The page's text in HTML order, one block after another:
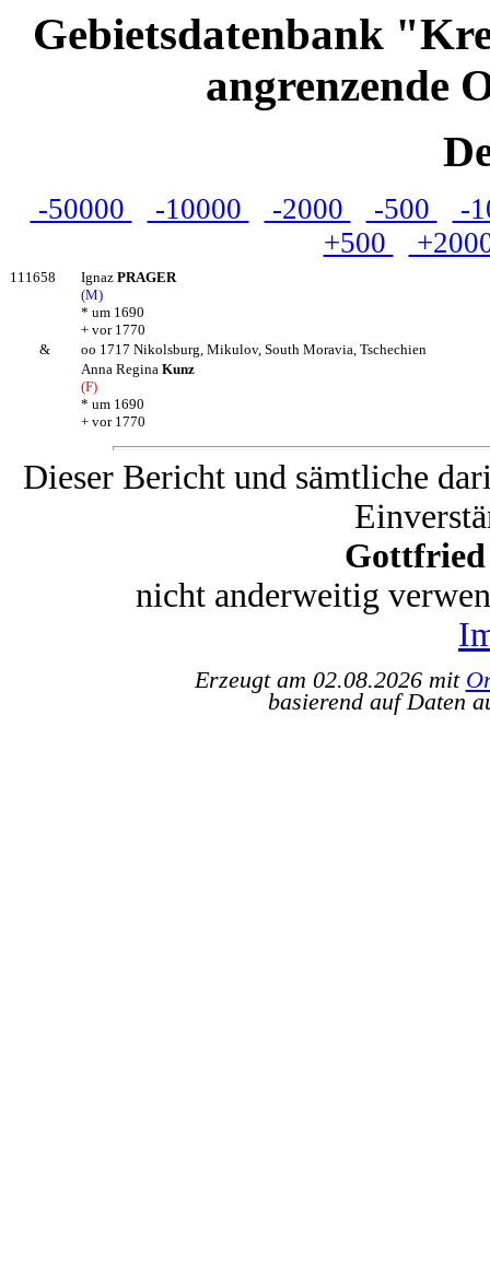
Gebietsdatenbank
angrenzende
-50000 -10000 -2000 -500
-
+500
111658 Ignaz PRAGER
(M)
* um 1690
+ vor 1770
&
oo 1717 Nikolsburg, Mikulov, South Moravia, Tschechien
Anna Regina Kunz
(F)
* um 1690
+ vor 1770
Dieser Bericht und sämtliche
Gottfried
nicht anderweitig
Erzeugt am 02.08.2026 mit
basierend auf Daten